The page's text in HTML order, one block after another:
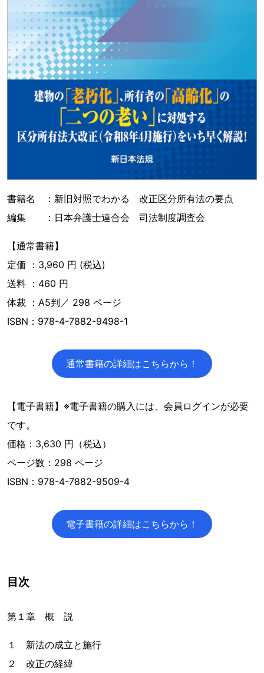
書籍名 ：新旧対照でわかる 改正区分所有法の要点
編集 ：日本弁護士連合会 司法制度調査会
【通常書籍】
定価 ：3,960 円 (税込)
送料 ：460 円
体裁 ：A5判／ 298 ページ
ISBN：978-4-7882-9498-1
通常書籍の詳細はこちらから！
【電子書籍】※電子書籍の購入には、会員ログインが必要
です。
価格：3,630 円（税込）
ページ数：298 ページ
ISBN：978-4-7882-9509-4
電子書籍の詳細はこちらから！
目次
第１章 概 説
１ 新法の成立と施行
２ 改正の経緯